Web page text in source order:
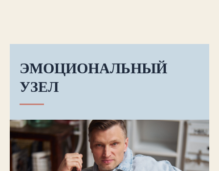
ЭМОЦИОНАЛЬНЫЙ
УЗЕЛ